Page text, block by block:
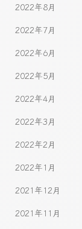
2022年8月
2022年7月
2022年6月
2022年5月
2022年4月
2022年3月
2022年2月
2022年1月
2021年12月
2021年11月